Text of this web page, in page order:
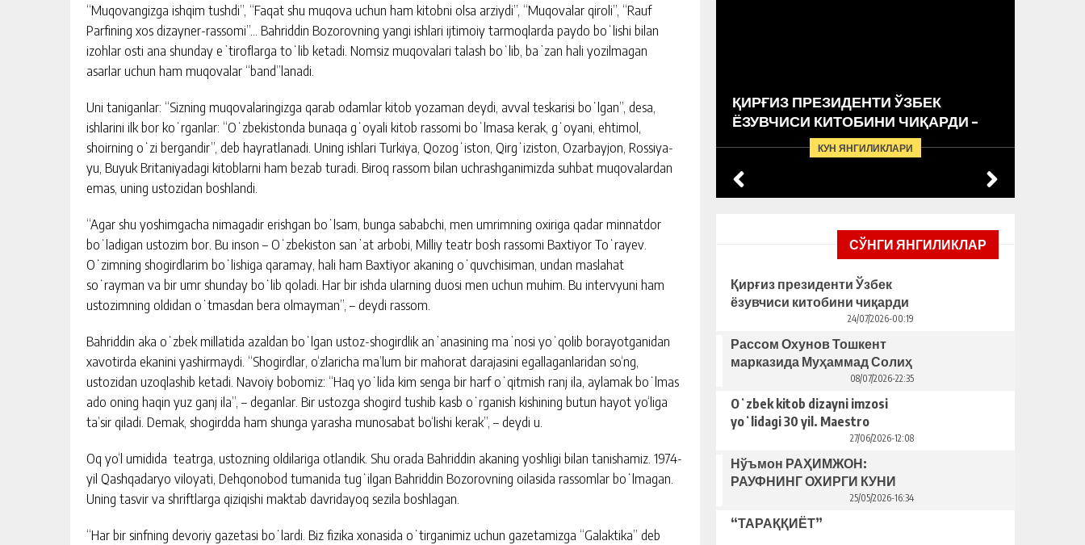
“Muqovangizga ishqim tushdi”, “Faqat shu muqova uchun ham kitobni olsa arziydi”, “Muqovalar qiroli”, “Rauf
Parfining xos dizayner-rassomi”… Bahriddin Bozorovning yangi ishlari ijtimoiy tarmoqlarda paydo boʻlishi bilan
izohlar osti ana shunday eʼtiroflarga toʻlib ketadi. Nomsiz muqovalari talash boʻlib, baʼzan hali yozilmagan
asarlar uchun ham muqovalar “band”lanadi.
Uni taniganlar: “Sizning muqovalaringizga qarab odamlar kitob yozaman deydi, avval teskarisi boʻlgan”, desa,
ishlarini ilk bor koʻrganlar: “Oʻzbekistonda bunaqa gʻoyali kitob rassomi boʻlmasa kerak, gʻoyani, ehtimol,
shoirning oʻzi bergandir”, deb hayratlanadi. Uning ishlari Turkiya, Qozogʻiston, Qirgʻiziston, Ozarbayjon, Rossiya-
yu, Buyuk Britaniyadagi kitoblarni ham bezab turadi. Biroq rassom bilan uchrashganimizda suhbat muqovalardan
emas, uning ustozidan boshlandi.
“Agar shu yoshimgacha nimagadir erishgan boʻlsam, bunga sababchi, men umrimning oxiriga qadar minnatdor
boʻladigan ustozim bor. Bu inson – Oʻzbekiston sanʼat arbobi, Milliy teatr bosh rassomi Baxtiyor Toʻrayev.
Oʻzimning shogirdlarim boʻlishiga qaramay, hali ham Baxtiyor akaning oʻquvchisiman, undan maslahat
soʻrayman va bir umr shunday boʻlib qoladi. Har bir ishda ularning duosi men uchun muhim. Bu intervyuni ham
ustozimning oldidan oʻtmasdan bera olmayman”, – deydi rassom.
Bahriddin aka oʻzbek millatida azaldan boʻlgan ustoz-shogirdlik anʼanasining maʼnosi yoʻqolib borayotganidan
xavotirda ekanini yashirmaydi. “Shogirdlar, o‘zlaricha ma’lum bir mahorat darajasini egallaganlaridan so‘ng,
ustozidan uzoqlashib ketadi. Navoiy bobomiz: “Haq yoʻlida kim senga bir harf oʻqitmish ranj ila, aylamak boʻlmas
ado oning haqin yuz ganj ila”, – deganlar. Bir ustozga shogird tushib kasb oʻrganish kishining butun hayot yo‘liga
ta’sir qiladi. Demak, shogirdda ham shunga yarasha munosabat bo‘lishi kerak”, – deydi u.
Oq yo‘l umidida teatrga, ustozning oldilariga otlandik. Shu orada Bahriddin akaning yoshligi bilan tanishamiz. 1974-
yil Qashqadaryo viloyati, Dehqonobod tumanida tugʻilgan Bahriddin Bozorovning oilasida rassomlar boʻlmagan.
Uning tasvir va shriftlarga qiziqishi maktab davridayoq sezila boshlagan.
“Har bir sinfning devoriy gazetasi boʻlardi. Biz fizika xonasida oʻtirganimiz uchun gazetamizga “Galaktika” deb
КУН ЯНГИЛИКЛАРИ
ҚИРҒИЗ ПРЕЗИДЕНТИ ЎЗБЕК
ЁЗУВЧИСИ КИТОБИНИ ЧИҚАРДИ –
БУНИНГ ОРТИДА ҚАНДАЙ
САБАБЛАР ТУРИБДИ?
СЎНГИ ЯНГИЛИКЛАР
Қирғиз президенти Ўзбек
ёзувчиси китобини чиқарди
– бунинг ортида қандай
сабаблар турибди?
24/07/2026-00:19
Рассом Охунов Тошкент
марказида Муҳаммад Солиҳ
яcаган ҳайкални ўрнатишни
таклиф қилди
08/07/2026-22:35
Oʻzbek kitob dizayni imzosi
yoʻlidagi 30 yil. Maestro
Bahriddin Bozorov bilan suhbat
27/06/2026-12:08
Нўъмон РАҲИМЖОН:
РАУФНИНГ ОХИРГИ КУНИ
25/05/2026-16:34
“ТАРАҚҚИЁТ”